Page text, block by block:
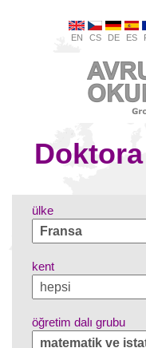
EN CS DE ES
ülke
kent
öğretim dalı grubu